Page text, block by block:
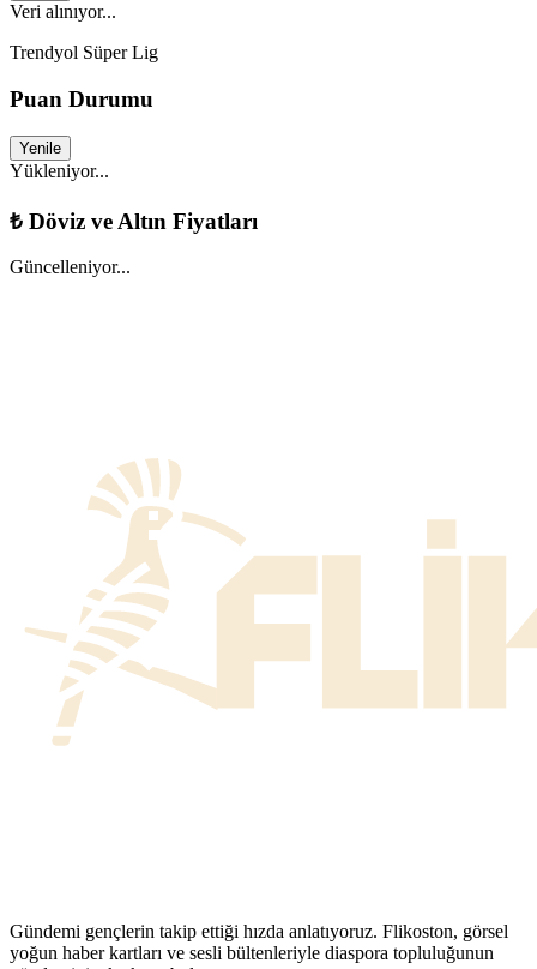
Veri alınıyor...
Trendyol Süper Lig
Puan Durumu
Yenile
Yükleniyor...
₺ Döviz ve Altın Fiyatları
Güncelleniyor...
Gündemi gençlerin takip ettiği hızda anlatıyoruz. Flikoston, görsel
yoğun haber kartları ve sesli bültenleriyle diaspora topluluğunun